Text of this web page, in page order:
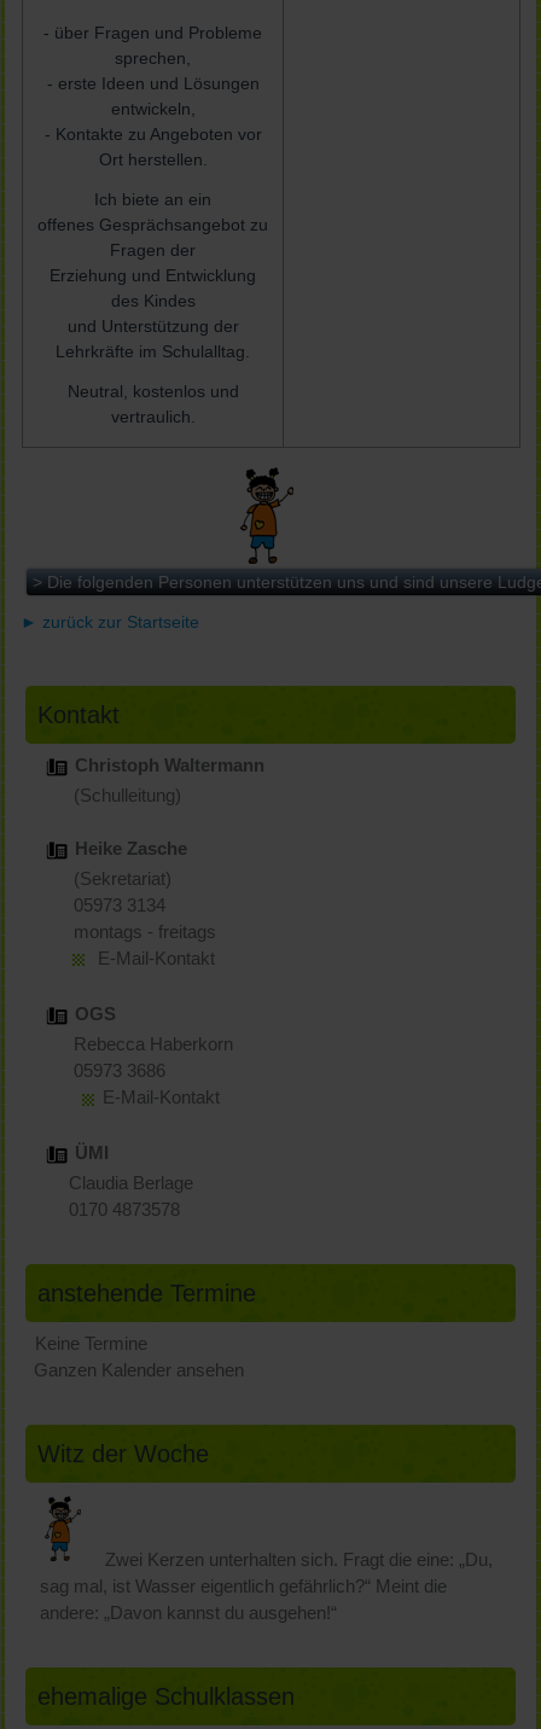
- über Fragen und Probleme
sprechen,
- erste Ideen und Lösungen
entwickeln,
- Kontakte zu Angeboten vor
Ort herstellen.
Ich biete an ein
offenes Gesprächsangebot zu
Fragen der
Erziehung und Entwicklung
des Kindes
und Unterstützung der
Lehrkräfte im Schulalltag.
Neutral, kostenlos und
vertraulich.
> Die folgenden Personen unterstützen uns und sind unsere
► zurück zur Startseite
Kontakt
Christoph Waltermann
(Schulleitung)
Heike Zasche
(Sekretariat)
05973 3134
montags - freitags
E-Mail-Kontakt
OGS
Rebecca Haberkorn
05973 3686
E-Mail-Kontakt
ÜMI
Claudia Berlage
0170 4873578
anstehende Termine
Keine Termine
Ganzen Kalender ansehen
Witz der Woche
Zwei Kerzen unterhalten sich. Fragt die eine: „Du,
sag mal, ist Wasser eigentlich gefährlich?“ Meint die
andere: „Davon kannst du ausgehen!“
ehemalige Schulklassen